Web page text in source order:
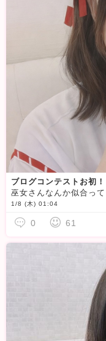
ブログコンテストお初！
1/8 (木) 01:04
0 61